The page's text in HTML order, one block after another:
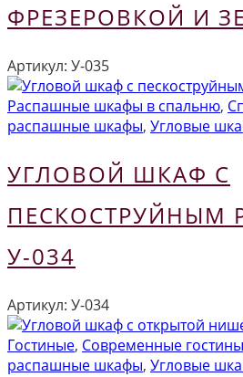
ФРЕЗЕРОВКОЙ И
Артикул: У-035
Распашные шкафы в спальню,
распашные шкафы, Угловые
УГЛОВОЙ ШКАФ С
ПЕСКОСТРУЙНЫМ
У-034
Артикул: У-034
Гостиные, Современные
распашные шкафы, Угловые